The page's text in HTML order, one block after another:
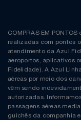
COMPRAS EM
realizadas com pontos
atendimento da Azul
aeroportos, aplicativos
Fidelidade). A Azul
aéreas por meio dos
vêm sendo
autorizadas.
passagens aéreas
guichês da companhia